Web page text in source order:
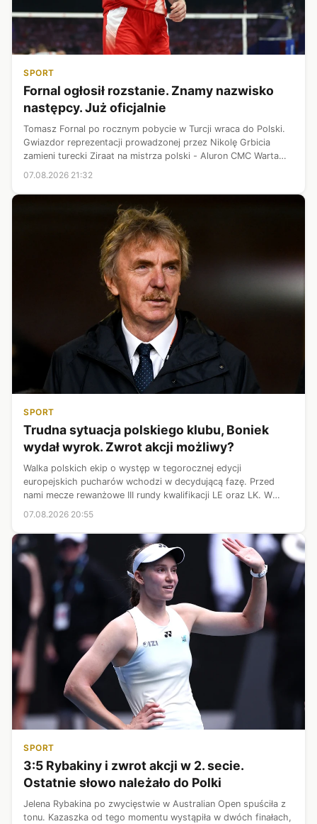
SPORT
Fornal ogłosił rozstanie. Znamy nazwisko
następcy. Już oficjalnie
Tomasz Fornal po rocznym pobycie w Turcji wraca do Polski.
Gwiazdor reprezentacji prowadzonej przez Nikolę Grbicia
zamieni turecki Ziraat na mistrza polski - Aluron CMC Warta
Zawiercie. Wiemy już, że w miejsce Fornala w tureckiej ekipie
07.08.2026 21:32
SPORT
Trudna sytuacja polskiego klubu, Boniek
wydał wyrok. Zwrot akcji możliwy?
Walka polskich ekip o występ w tegorocznej edycji
europejskich pucharów wchodzi w decydującą fazę. Przed
nami mecze rewanżowe III rundy kwalifikacji LE oraz LK. W
pierwszej kolejce swoje zadanie zrealizowały: Lech Poznań
07.08.2026 20:55
SPORT
3:5 Rybakiny i zwrot akcji w 2. secie.
Ostatnie słowo należało do Polki
Jelena Rybakina po zwycięstwie w Australian Open spuściła z
tonu. Kazaszka od tego momentu wystąpiła w dwóch finałach,